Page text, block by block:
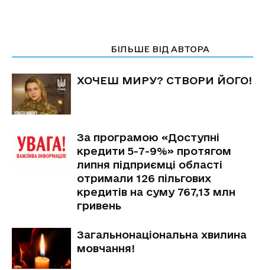
БІЛЬШЕ ВІД АВТОРА
ХОЧЕШ МИРУ? СТВОРИ ЙОГО!
За програмою «Доступні
кредити 5-7-9%» протягом
липня підприємці області
отримали 126 пільгових
кредитів на суму 767,13 млн
гривень
Загальнонаціональна хвилина
мовчання!